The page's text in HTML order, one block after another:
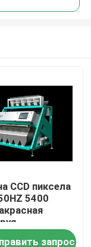
CCD пиксела
5400
запрос